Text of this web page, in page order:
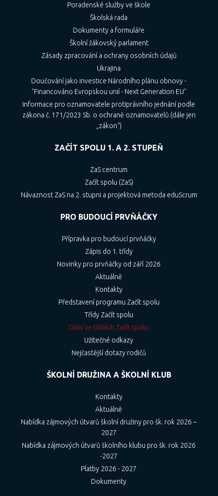
Poradenské služby ve škole
Školská rada
Dokumenty a formuláře
Školní žákovský parlament
Zásady zpracování a ochrany osobních údajů
Ukrajina
Doučování jako investice Národního plánu obnovy -
"Financováno Evropskou unií - Next Generation EU"
Informace pro oznamovatele protiprávního jednání podle
zákona č. 171/2023 Sb. o ochraně oznamovatelů (dále jen
„zákon“)
ZAČÍT SPOLU 1. A 2. STUPEŇ
ZaS centrum
Začít spolu (ZaS)
Návaznost ZaS na 2. stupni a projektová metoda eduScrum
PRO BUDOUCÍ PRVŇÁČKY
Přípravka pro budoucí prvňáčky
Zápis do 1. třídy
Novinky pro prvňáčky od září 2026
Aktuálně
Kontakty
Představení programu Začít spolu
Třídy Začít spolu
Dění ve třídách Začít spolu
Užitečné odkazy
Nejčastější dotazy rodičů
ŠKOLNÍ DRUŽINA A ŠKOLNÍ KLUB
Kontakty
Aktuálně
Nabídka zájmových útvarů školní družiny pro šk. rok 2026 –
2027
Nabídka zájmových útvarů školního klubu pro šk. rok 2026
-2027
Platby 2026 - 2027
Dokumenty